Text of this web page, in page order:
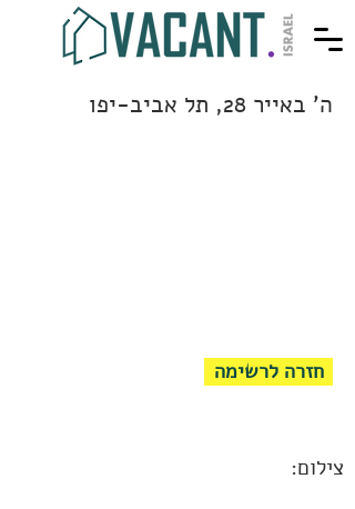
ה' באייר 28, תל אביב-יפו
חזרה לרשימה
צילום: